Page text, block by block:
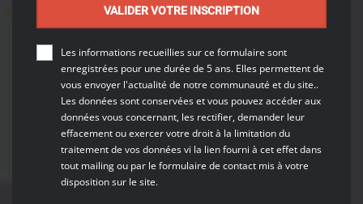
30 OCTOBRE 2023
TeamMauna
VALIDER VOTRE INSCRIPTION
Les informations recueillies sur ce formulaire sont
enregistrées pour une durée de 5 ans. Elles permettent de
vous envoyer l'actualité de notre communauté et du site..
Les données sont conservées et vous pouvez accéder aux
données vous concernant, les rectifier, demander leur
effacement ou exercer votre droit à la limitation du
traitement de vos données vi la lien fourni à cet effet dans
tout mailing ou par le formulaire de contact mis à votre
disposition sur le site.